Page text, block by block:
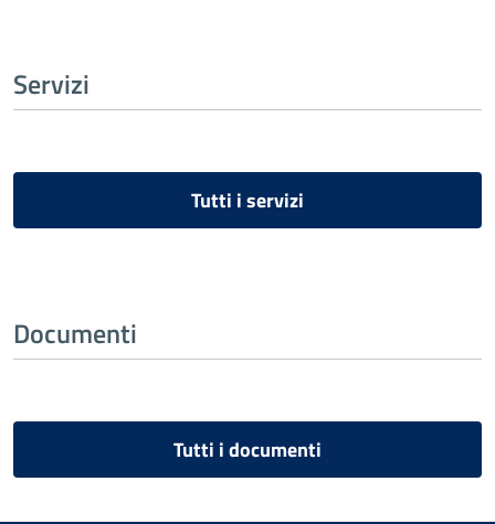
Servizi
Tutti i servizi
Documenti
Tutti i documenti